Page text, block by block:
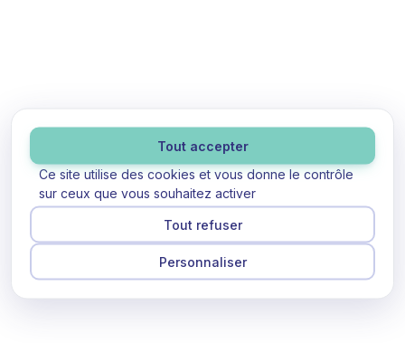
Ce site utilise des cookies et vous donne le contrôle
sur ceux que vous souhaitez activer
Tout accepter
Tout refuser
Personnaliser